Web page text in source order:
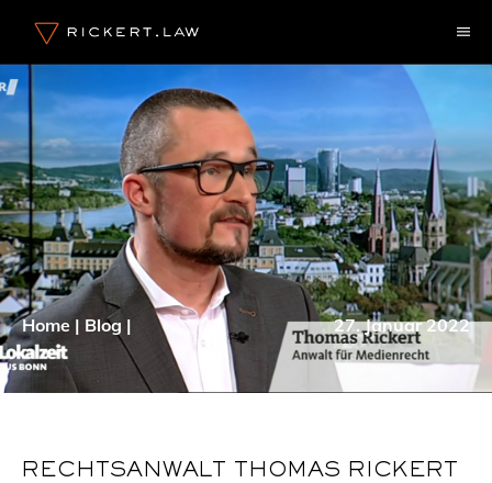
Inhalt
springen
Home | Blog | 27. Januar 2022
RECHTSANWALT THOMAS RICKERT